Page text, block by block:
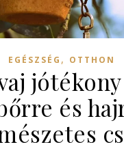
EGÉSZSÉG , OTTHON
és